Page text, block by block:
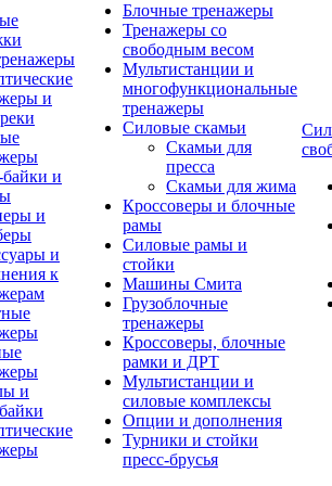
и
и
и
и
к
и
Блочные тренажеры
Тренажеры со
свободным весом
Мультистанции и
многофункциональные
тренажеры
Силовые скамьи
Скамьи для
пресса
Скамьи для жима
Кроссоверы и блочные
рамы
Силовые рамы и
стойки
Машины Смита
Грузоблочные
тренажеры
Кроссоверы, блочные
рамки и ДРТ
Мультистанции и
силовые комплексы
Опции и дополнения
Турники и стойки
пресс-брусья